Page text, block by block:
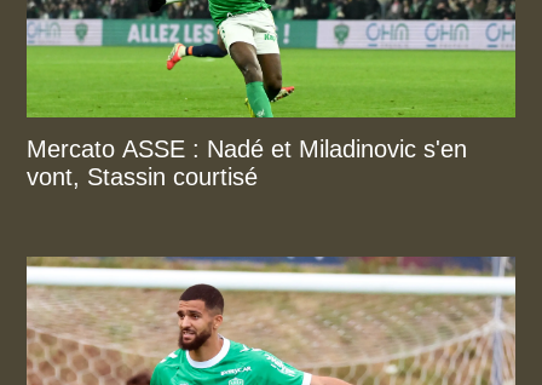
Mercato ASSE : Nadé et Miladinovic s'en
vont, Stassin courtisé